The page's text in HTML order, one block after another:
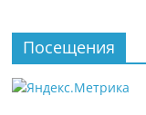
Посещения